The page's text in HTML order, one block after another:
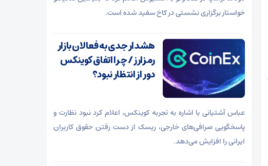
خواستار برگزاری نشستی در کاخ سفید شده است.
هشدار جدی به فعالان بازار
رمزارز / چرا اتفاق کوینکس
دور از انتظار نبود؟
عباس آشتیانی با اشاره به تجربه کوینکس، اعلام کرد نبود نظارت و
پاسخگویی صرافی‌های خارجی، ریسک از دست رفتن حقوق کاربران
ایرانی را افزایش می‌دهد.